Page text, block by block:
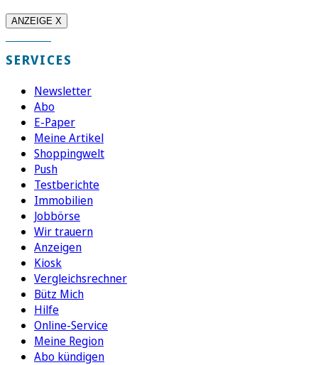
ANZEIGE X
SERVICES
Newsletter
Abo
E-Paper
Meine Artikel
Shoppingwelt
Push
Testberichte
Immobilien
Jobbörse
Wir trauern
Anzeigen
Kiosk
Vergleichsrechner
Bütz Mich
Hilfe
Online-Service
Meine Region
Abo kündigen